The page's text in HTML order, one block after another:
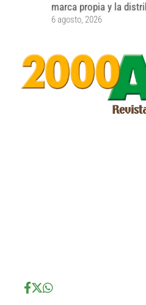
marca propia y la
6 agosto, 2026